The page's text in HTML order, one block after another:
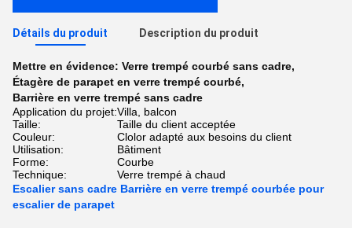
Détails du produit Description du produit
Mettre en évidence: Verre trempé courbé sans cadre,
Étagère de parapet en verre trempé courbé,
Barrière en verre trempé sans cadre
Application du projet:Villa, balcon
Taille:
Taille du client acceptée
Couleur:
Clolor adapté aux besoins du client
Utilisation:
Bâtiment
Forme:
Courbe
Technique:
Verre trempé à chaud
Escalier sans cadre Barrière en verre trempé courbée pour
escalier de parapet